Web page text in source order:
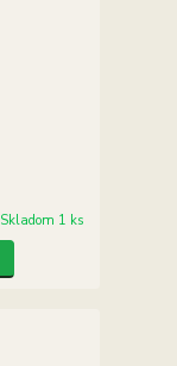
Skladom 1 ks